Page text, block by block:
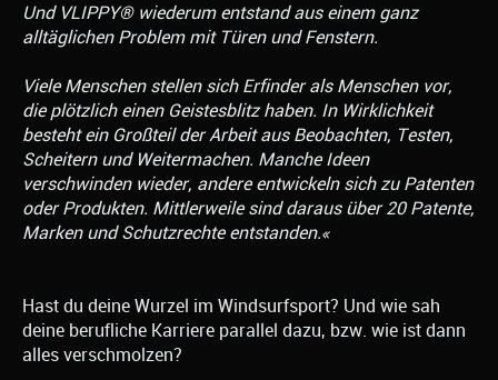
Und VLIPPY® wiederum entstand aus einem ganz
alltäglichen Problem mit Türen und Fenstern.
Viele Menschen stellen sich Erfinder als Menschen vor,
die plötzlich einen Geistesblitz haben. In Wirklichkeit
besteht ein Großteil der Arbeit aus Beobachten, Testen,
Scheitern und Weitermachen. Manche Ideen
verschwinden wieder, andere entwickeln sich zu Patenten
oder Produkten. Mittlerweile sind daraus über 20 Patente,
Marken und Schutzrechte entstanden.«
Hast du deine Wurzel im Windsurfsport? Und wie sah
deine berufliche Karriere parallel dazu, bzw. wie ist dann
alles verschmolzen?